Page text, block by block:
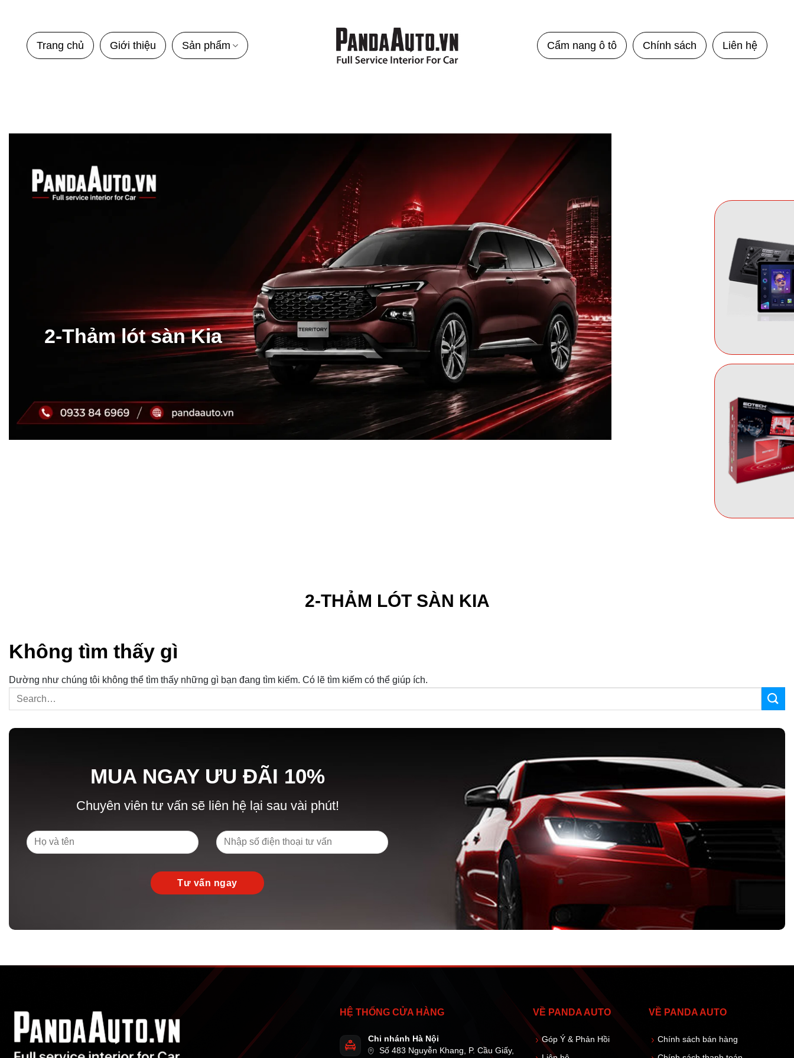
Trang chủ Giới thiệu Sản phẩm Cẩm nang ô tô Chính sách Liên hệ
2-Thảm lót sàn Kia
2-THẢM LÓT SÀN KIA
Không tìm thấy gì
Dường như chúng tôi không thể tìm thấy những gì bạn đang tìm kiếm. Có lẽ tìm kiếm có thể giúp ích.
MUA NGAY ƯU ĐÃI 10%
Chuyên viên tư vấn sẽ liên hệ lại sau vài phút!
HỆ THỐNG CỬA HÀNG
Chi nhánh Hà Nội
Số 483 Nguyễn Khang, P. Cầu Giấy,
VỀ PANDA AUTO
Góp Ý & Phản Hồi
VỀ PANDA AUTO
Chính sách bán hàng